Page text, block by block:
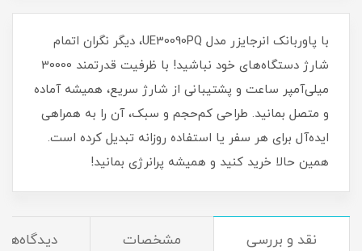
با پاوربانک انرجایزر مدل UE30090PQ، دیگر نگران اتمام
شارژ دستگاه‌های خود نباشید! با ظرفیت قدرتمند 30000
میلی‌آمپر ساعت و پشتیبانی از شارژ سریع، همیشه آماده
و متصل بمانید. طراحی کم‌حجم و سبک، آن را به همراهی
ایده‌آل برای هر سفر یا استفاده روزانه تبدیل کرده است.
همین حالا خرید کنید و همیشه پرانرژی بمانید!
نقد و بررسی مشخصات دیدگاه‌ها